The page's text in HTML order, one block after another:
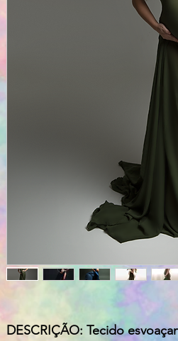
DESCRIÇÃO: Tecido